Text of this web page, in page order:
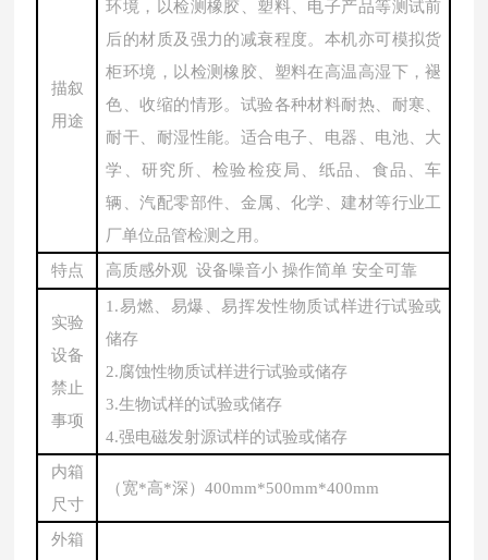
描叙
用途
环境，以检测橡胶、塑料、电子产品等测试前
后的材质及强力的减衰程度。本机亦可模拟货
柜环境，以检测橡胶、塑料在高温高湿下，褪
色、收缩的情形。试验各种材料耐热、耐寒、
耐干、耐湿性能。适合电子、电器、电池、大
学、研究所、检验检疫局、纸品、食品、车
辆、汽配零部件、金属、化学、建材等行业工
厂单位品管检测之用。
特点
高质感外观 设备噪音小 操作简单 安全可靠
实验
设备
禁止
事项
1.易燃、易爆、易挥发性物质试样进行试验或
储存
2.腐蚀性物质试样进行试验或储存
3.生物试样的试验或储存
4.强电磁发射源试样的试验或储存
内箱
尺寸
（宽*高*深）400mm*500mm*400mm
外箱